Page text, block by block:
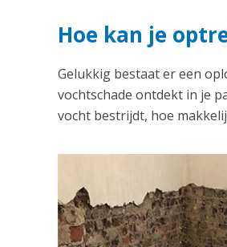
Hoe kan je
Gelukkig bestaat er een
vochtschade ontdekt in je
vocht bestrijdt, hoe